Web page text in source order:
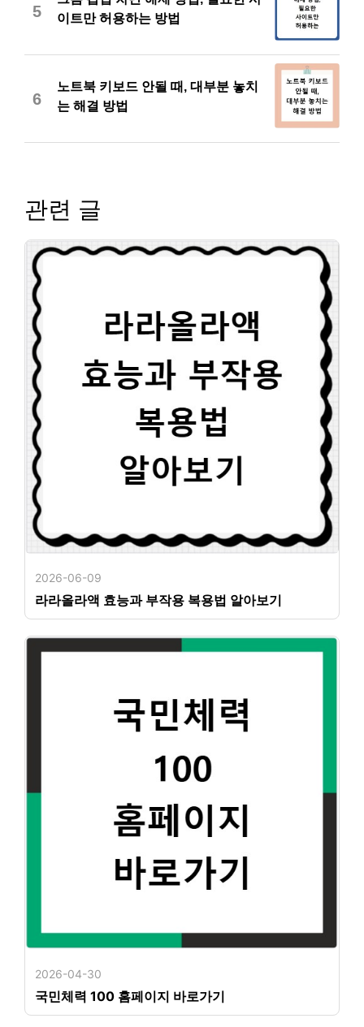
5
이트만 허용하는 방법
6
노트북 키보드 안될 때, 대부분 놓치
는 해결 방법
관련 글
2026-06-09
라라올라액 효능과 부작용 복용법 알아보기
2026-04-30
국민체력 100 홈페이지 바로가기